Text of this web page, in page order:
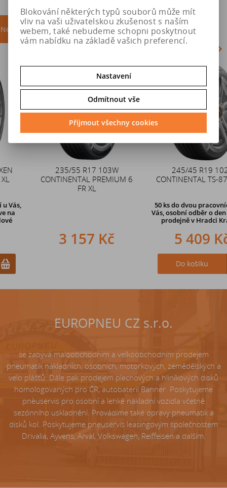
Nejprodávanější akce
235/55 R17 103W
CONTINENTAL PREMIUM 6
3 157 Kč
245/45 R19 102V
CONTINENTAL TS-870 P XL
do dvou pracovních dní u
Vás, osobní odběr o den dříve
prodejně v Hradci Králové
5 409 Kč
Do košíku
Akce
Duše 12x4 (4.00-4) kovový
zahnutý ventil TR87
242 Kč
EUROPNEU CZ s.r.o.
se zabývá maloobchodním a velkoobchodním prodejem
pneumatik nákladních, osobních, motorkových, zemědělských a
velo plášťů. Dále pak prodejem plechových a hliníkových disků
homologovaných pro ČR, autobaterií Banner. Poskytujeme
pneuservis pro osobní a lehké nákladní vozidla včetně
sezónního uskladnění. Provádíme také opravy pneumatik a
disků kol. Poskytujeme pneuservis leasingovým společnostem
Drivalia, Ayvens, Arval, Volkswagen, Reiffeisen a dalším.
Blokování některých typů souborů může mít
vliv na vaši uživatelskou zkušenost s naším
webem, také nebudeme schopni poskytnout
vám nabídku na základě vašich preferencí.
Nastavení
Odmítnout vše
Přijmout všechny cookies